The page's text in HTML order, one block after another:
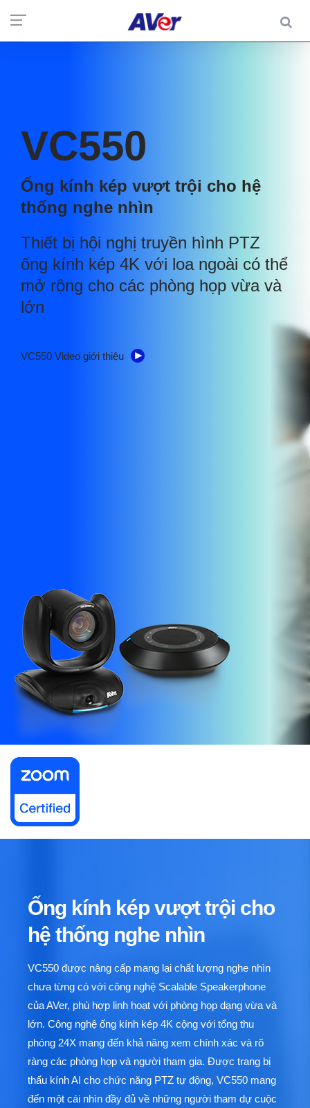
VC550
Ống kính kép vượt trội cho hệ
thống nghe nhìn
Thiết bị hội nghị truyền hình PTZ
ống kính kép 4K với loa ngoài có thể
mở rộng cho các phòng họp vừa và
lớn
VC550 Video giới thiệu
Ống kính kép vượt trội cho
hệ thống nghe nhìn
VC550 được nâng cấp mang lại chất lượng nghe nhìn
chưa từng có với công nghệ Scalable Speakerphone
của AVer, phù hợp linh hoạt với phòng họp dạng vừa và
lớn. Công nghệ ống kính kép 4K cộng với tổng thu
phóng 24X mang đến khả năng xem chính xác và rõ
ràng các phòng họp và người tham gia. Được trang bị
thấu kính AI cho chức năng PTZ tự động, VC550 mang
đến một cái nhìn đầy đủ về những người tham dự cuộc